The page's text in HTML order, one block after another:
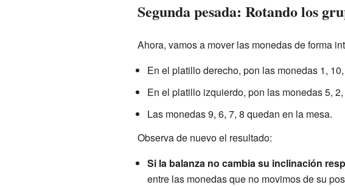
Segunda pesada: Rotando los
Ahora, vamos a mover las monedas de forma
En el platillo derecho, pon las monedas 1,
En el platillo izquierdo, pon las monedas 5, 2,
Las monedas 9, 6, 7, 8 quedan en la mesa.
Observa de nuevo el resultado:
Si la balanza no cambia su inclinación
entre las monedas que no movimos de su